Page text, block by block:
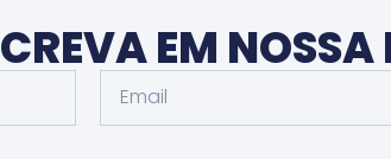
EM NOSSA